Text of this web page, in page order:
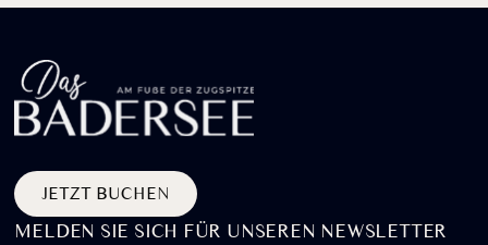
JETZT BUCHEN
MELDEN SIE SICH FÜR UNSEREN NEWSLETTER